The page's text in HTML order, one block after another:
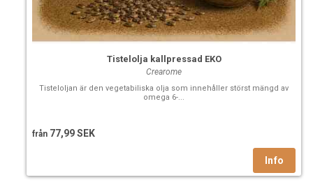
Tistelolja kallpressad EKO
Crearome
Tisteloljan är den vegetabiliska olja som innehåller störst mängd av
omega 6-...
från 77,99 SEK